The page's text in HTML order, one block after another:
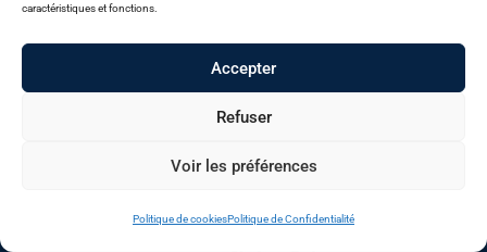
caractéristiques et fonctions.
Accepter
Refuser
Voir les préférences
Politique de cookiesPolitique de Confidentialité